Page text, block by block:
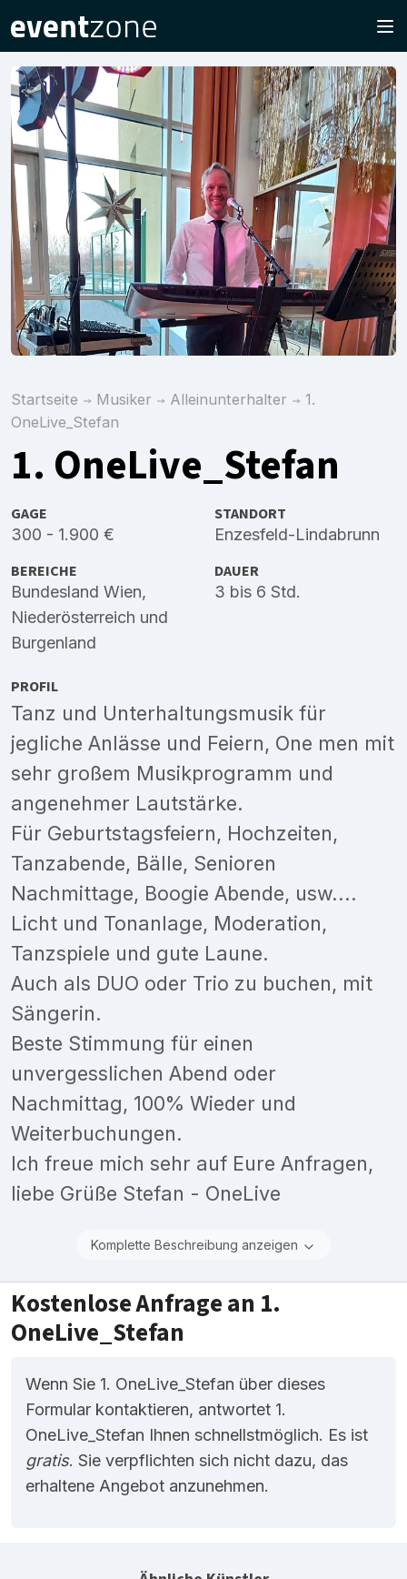
Startseite Musiker Alleinunterhalter
1.
OneLive_Stefan
1. OneLive_Stefan
GAGE
300 - 1.900 €
STANDORT
Enzesfeld-Lindabrunn
BEREICHE
Bundesland Wien,
Niederösterreich und
Burgenland
DAUER
3 bis 6 Std.
PROFIL
Tanz und Unterhaltungsmusik für
jegliche Anlässe und Feiern, One men mit
sehr großem Musikprogramm und
angenehmer Lautstärke.
Für Geburtstagsfeiern, Hochzeiten,
Tanzabende, Bälle, Senioren
Nachmittage, Boogie Abende, usw....
Licht und Tonanlage, Moderation,
Tanzspiele und gute Laune.
Auch als DUO oder Trio zu buchen, mit
Sängerin.
Beste Stimmung für einen
unvergesslichen Abend oder
Nachmittag, 100% Wieder und
Weiterbuchungen.
Ich freue mich sehr auf Eure Anfragen,
liebe Grüße Stefan - OneLive
Komplette Beschreibung anzeigen
Kostenlose Anfrage an 1.
OneLive_Stefan
Wenn Sie 1. OneLive_Stefan über dieses
Formular kontaktieren, antwortet 1.
OneLive_Stefan Ihnen schnellstmöglich. Es ist
gratis. Sie verpflichten sich nicht dazu, das
erhaltene Angebot anzunehmen.